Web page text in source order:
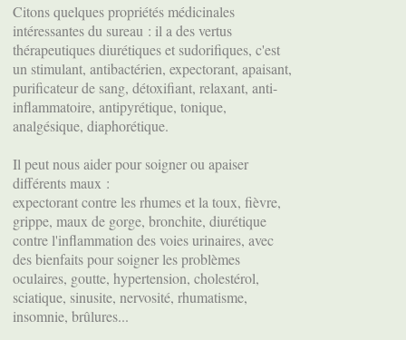
Citons quelques propriétés médicinales
intéressantes du sureau : il a des vertus
thérapeutiques diurétiques et sudorifiques, c'est
un stimulant, antibactérien, expectorant, apaisant,
purificateur de sang, détoxifiant, relaxant, anti-
inflammatoire, antipyrétique, tonique,
analgésique, diaphorétique.
Il peut nous aider pour soigner ou apaiser
différents maux :
expectorant contre les rhumes et la toux, fièvre,
grippe, maux de gorge, bronchite, diurétique
contre l'inflammation des voies urinaires, avec
des bienfaits pour soigner les problèmes
oculaires, goutte, hypertension, cholestérol,
sciatique, sinusite, nervosité, rhumatisme,
insomnie, brûlures...